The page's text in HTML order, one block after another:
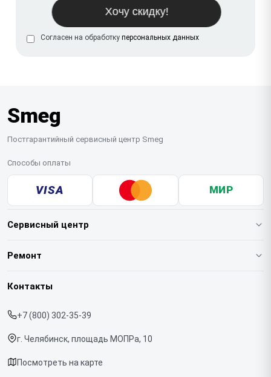
Согласен на обработку персональных данных
Smeg
Постгарантийный сервисный центр Smeg
Способы оплаты
VISA МИР
Сервисный центр
О нашем сервисе
Срочный ремонт
Доставка и способы оплаты
Диагностика
Ремонт
Кофемашин
Контакты
+7 (800) 302-35-39
г. Челябинск, площадь МОПРа, 10
Посмотреть на карте